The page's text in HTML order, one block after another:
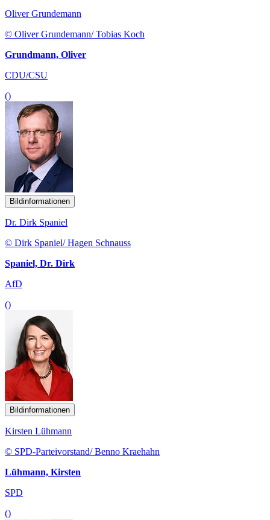
Oliver Grundemann
© Oliver Grundemann/ Tobias Koch
Grundmann, Oliver
CDU/CSU
()
Bildinformationen
Dr. Dirk Spaniel
© Dirk Spaniel/ Hagen Schnauss
Spaniel, Dr. Dirk
AfD
()
Bildinformationen
Kirsten Lühmann
© SPD-Parteivorstand/ Benno Kraehahn
Lühmann, Kirsten
SPD
()